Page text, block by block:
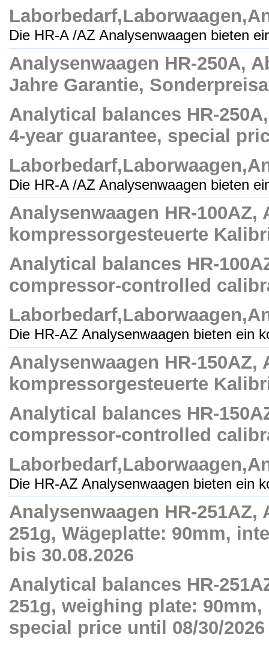
Die HR-A /AZ Analysenwaagen bieten
Analysenwaagen HR-250A,
Jahre Garantie,
Analytical balances HR-
4-year guarantee, special
Die HR-A /AZ Analysenwaagen bieten
Analysenwaagen HR-
kompressorgesteuerte
Analytical balances HR-
compressor-controlled
Die HR-AZ Analysenwaagen bieten ein
Analysenwaagen HR-
kompressorgesteuerte
Analytical balances HR-
compressor-controlled
Die HR-AZ Analysenwaagen bieten ein
Analysenwaagen HR-
251g, Wägeplatte: 90mm,
bis 30.08.2026
Analytical balances HR-
251g, weighing plate:
special price until 08/30/2026